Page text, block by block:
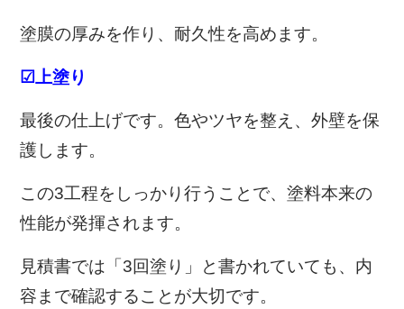
塗膜の厚みを作り、耐久性を高めます。
☑上塗り
最後の仕上げです。色やツヤを整え、外壁を保
護します。
この3工程をしっかり行うことで、塗料本来の
性能が発揮されます。
見積書では「3回塗り」と書かれていても、内
容まで確認することが大切です。